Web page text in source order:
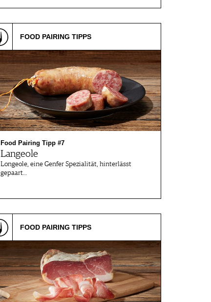
FOOD PAIRING TIPPS
Food Pairing Tipp #7
Langeole
Longeole, eine Genfer Spezialität, hinterlässt
gepaart…
FOOD PAIRING TIPPS